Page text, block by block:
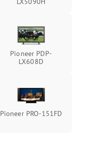
Pioneer PDP-
LX608D
Pioneer PRO-151FD